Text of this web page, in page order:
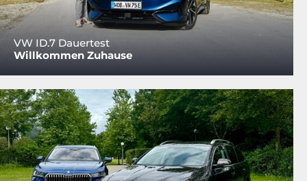
VW ID.7 Dauertest
Willkommen Zuhause